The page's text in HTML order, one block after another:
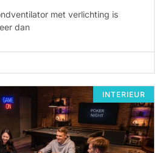
met verlichting is
dan
INTERIEUR